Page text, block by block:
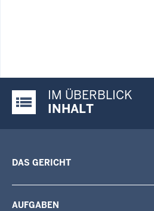
Justiz-Portal im Überblick:
IM ÜBERBLICK
INHALT
DAS GERICHT
AUFGABEN